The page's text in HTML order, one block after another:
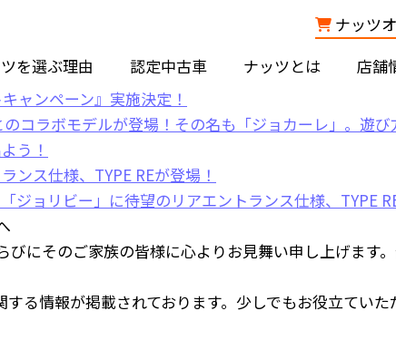
を選ぶ理由 認定中古車 ナッツとは 店舗
ナッツ
にそのご家族の皆様に心よりお見舞い申し上げます
る情報が掲載されております。少しでもお役立ていた